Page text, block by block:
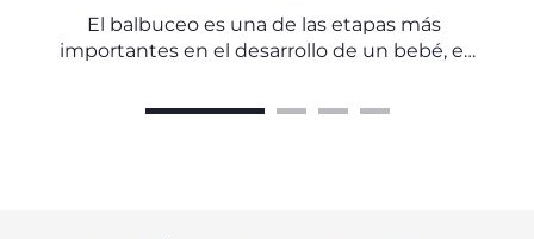
ESTIMULARLO
El balbuceo es una de las etapas más
importantes en el desarrollo de un bebé, el
vocalizaciones con las palabras reales